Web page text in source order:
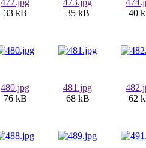
33 kB
35 kB
40
480.jpg
76 kB
481.jpg
68 kB
62